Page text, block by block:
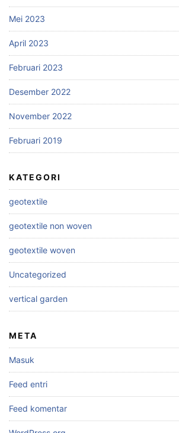
Mei 2023
April 2023
Februari 2023
Desember 2022
November 2022
Februari 2019
KATEGORI
geotextile
geotextile non woven
geotextile woven
Uncategorized
vertical garden
META
Masuk
Feed entri
Feed komentar